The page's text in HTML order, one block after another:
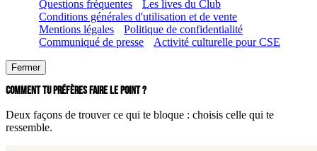
Questions fréquentes
Les lives du Club
Conditions générales d'utilisation et de vente
Mentions légales
Politique de confidentialité
Communiqué de presse
Activité culturelle pour CSE
Fermer
COMMENT TU PRÉFÈRES FAIRE LE POINT ?
Deux façons de trouver ce qui te bloque : choisis celle qui te
ressemble.